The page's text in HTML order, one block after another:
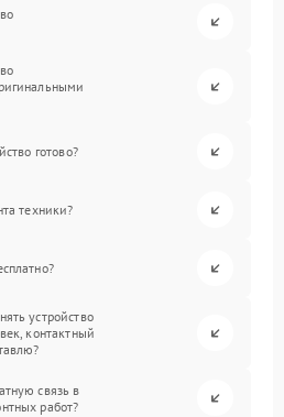
готово?
техники?
устройство
контактный
связь в
работ?